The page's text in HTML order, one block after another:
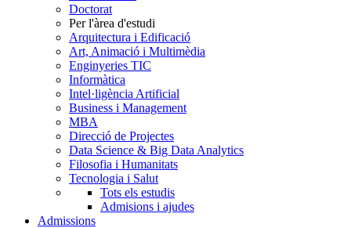
Doctorat
Per l'àrea d'estudi
Arquitectura i Edificació
Art, Animació i Multimèdia
Enginyeries TIC
Informàtica
Intel·ligència Artificial
Business i Management
MBA
Direcció de Projectes
Data Science & Big Data Analytics
Filosofia i Humanitats
Tecnologia i Salut
Tots els estudis
Admisions i ajudes
Admissions